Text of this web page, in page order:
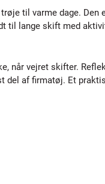
til varme dage. Den
til lange skift med
når vejret skifter.
af firmatøj. Et